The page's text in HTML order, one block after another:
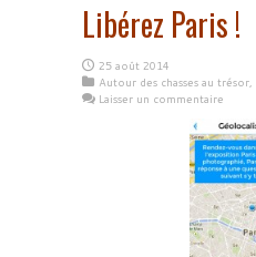
Libérez Paris !
25 août 2014
Autour des chasses au trésor,
Laisser un commentaire